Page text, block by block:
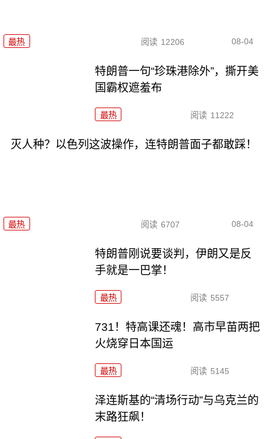
最热 阅读 12206 08-04
特朗普一句“珍珠港除外”，撕开美
国霸权遮羞布
最热 阅读 11222
灭人种？以色列这波操作，连特朗普面子都敢踩！
最热 阅读 6707 08-04
特朗普刚说要谈判，伊朗又是反
手就是一巴掌！
最热 阅读 5557
731！特高课还魂！高市早苗两把
火烧穿日本国运
最热 阅读 5145
泽连斯基的“清场行动”与乌克兰的
末路狂飙！